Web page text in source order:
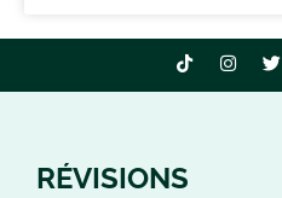
RÉVISIONS